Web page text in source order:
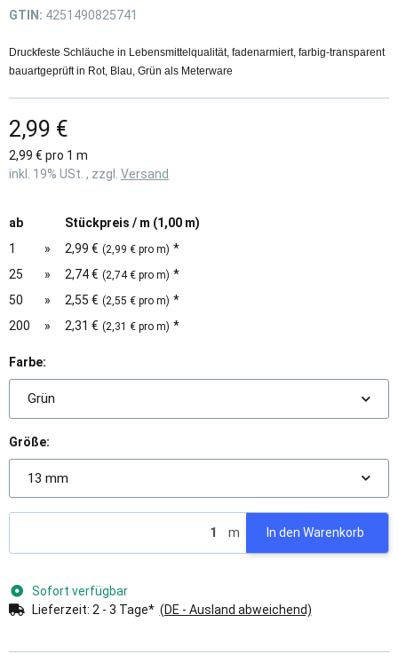
GTIN: 4251490825741
Druckfeste Schläuche in Lebensmittelqualität, fadenarmiert, farbig-transparent
bauartgeprüft in Rot, Blau, Grün als Meterware
2,99 €
2,99 € pro 1 m
inkl. 19% USt. , zzgl. Versand
ab
Stückpreis / m (1,00 m)
1
» 2,99 € (2,99 € pro m) *
25
» 2,74 € (2,74 € pro m) *
50
» 2,55 € (2,55 € pro m) *
200
» 2,31 € (2,31 € pro m) *
Farbe:
Grün
Größe:
13 mm
m In den Warenkorb
Sofort verfügbar
Lieferzeit: 2 - 3 Tage* (DE - Ausland abweichend)